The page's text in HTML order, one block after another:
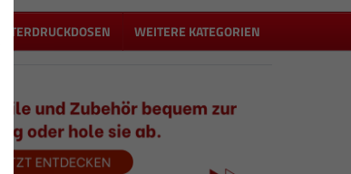
UNTERDRUCKDOSEN WEITERE KATEGORIEN